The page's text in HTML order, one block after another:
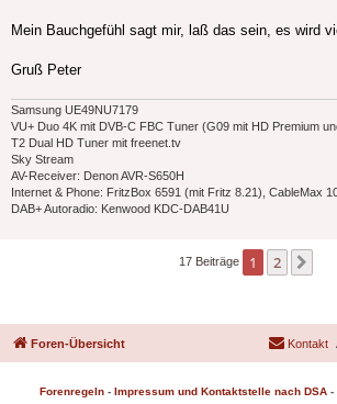
Mein Bauchgefühl sagt mir, laß das sein, es wird
Gruß Peter
Samsung UE49NU7179
VU+ Duo 4K mit DVB-C FBC Tuner (G09 mit HD Premium
T2 Dual HD Tuner mit freenet.tv
Sky Stream
AV-Receiver: Denon AVR-S650H
Internet & Phone: FritzBox 6591 (mit Fritz 8.21), CableMax
DAB+ Autoradio: Kenwood KDC-DAB41U
17 Beiträge 1 2
Foren-Übersicht Kontakt
Forenregeln - Impressum und Kontaktstelle nach DSA -